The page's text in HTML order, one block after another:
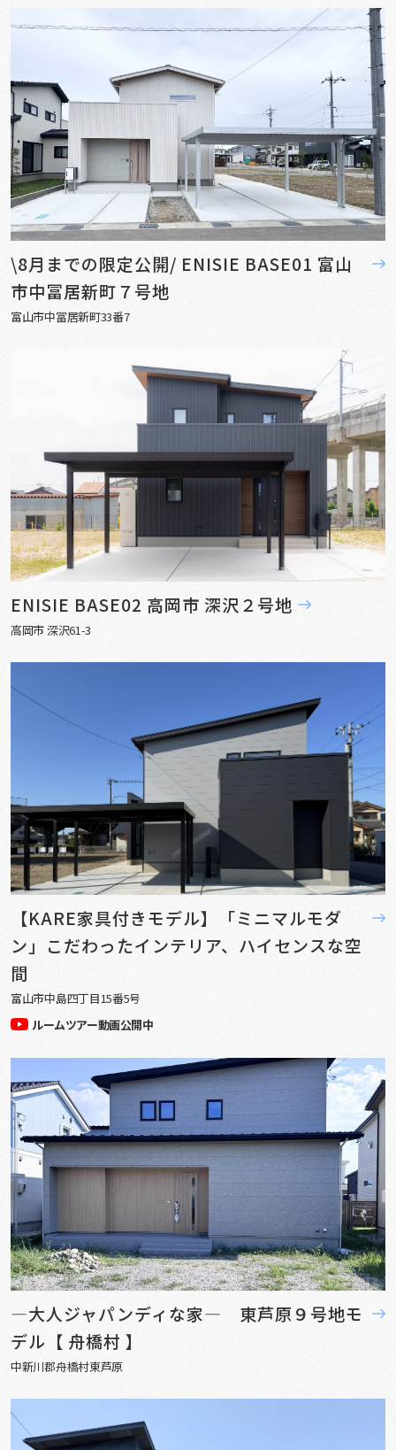
\8月までの限定公開/ ENISIE BASE01 富山
市中冨居新町７号地
富山市中冨居新町33番7
ENISIE BASE02 高岡市 深沢２号地
高岡市 深沢61-3
【KARE家具付きモデル】「ミニマルモダ
ン」こだわったインテリア、ハイセンスな空
間
富山市中島四丁目15番5号
ルームツアー動画公開中
—大人ジャパンディな家— 東芦原９号地モ
デル【 舟橋村 】
中新川郡舟橋村東芦原